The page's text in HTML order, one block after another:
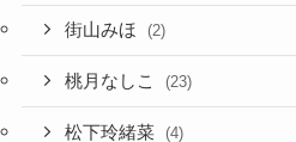
街山みほ (2)
桃月なしこ (23)
松下玲緒菜 (4)